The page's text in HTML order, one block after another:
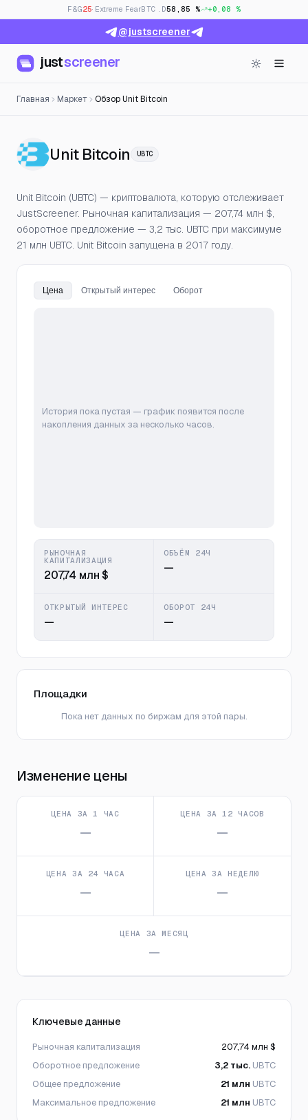
F&G25· Extreme FearBTC.D58,85 % +0,08 %
@justscreener
justscreener
Главная Маркет Обзор Unit Bitcoin
Unit Bitcoin — Цена, открытый
UBTC
Unit Bitcoin (UBTC) — криптовалюта, которую отслеживает
JustScreener. Рыночная капитализация — 207,74 млн $,
оборотное предложение — 3,2 тыс. UBTC при максимуме
21 млн UBTC. Unit Bitcoin запущена в 2017 году.
Цена Открытый интерес Оборот
История пока пустая — график появится после
накопления данных за несколько часов.
РЫНОЧНАЯ
КАПИТАЛИЗАЦИЯ
207,74 млн $
ОБЪЁМ 24Ч
—
ОТКРЫТЫЙ ИНТЕРЕС
—
ОБОРОТ 24Ч
—
Площадки
Пока нет данных по биржам для этой пары.
Изменение цены
ЦЕНА ЗА 1 ЧАС
—
ЦЕНА ЗА 12 ЧАСОВ
—
ЦЕНА ЗА 24 ЧАСА
—
ЦЕНА ЗА НЕДЕЛЮ
—
ЦЕНА ЗА МЕСЯЦ
—
Ключевые данные
Рыночная капитализация
207,74 млн $
Оборотное предложение
3,2 тыс. UBTC
Общее предложение
21 млн UBTC
Максимальное предложение
21 млн UBTC